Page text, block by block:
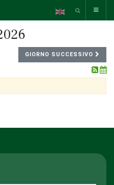
GIORNO SUCCESSIVO